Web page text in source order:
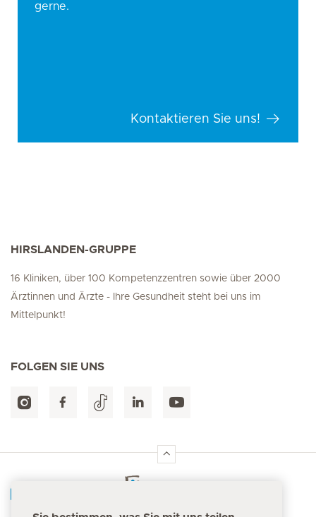
gerne.
Kontaktieren Sie uns!
HIRSLANDEN-GRUPPE
16 Kliniken, über 100 Kompetenzzentren sowie über 2000
Ärztinnen und Ärzte - Ihre Gesundheit steht bei uns im
Mittelpunkt!
FOLGEN SIE UNS